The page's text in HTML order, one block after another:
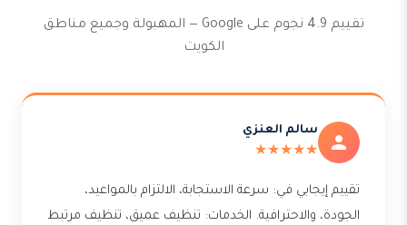
تقييم 4.9 نجوم على Google — المهبولة وجميع مناطق
الكويت
سالم العنزي
★★★★★
تقييم إيجابي في: سرعة الاستجابة، الالتزام بالمواعيد،
الجودة، والاحترافية. الخدمات: تنظيف عميق، تنظيف مرتبط